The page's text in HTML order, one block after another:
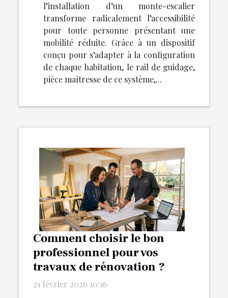
l’installation d’un monte-escalier
transforme radicalement l’accessibilité
pour toute personne présentant une
mobilité réduite. Grâce à un dispositif
conçu pour s’adapter à la configuration
de chaque habitation, le rail de guidage,
pièce maîtresse de ce système,...
Comment choisir le bon
professionnel pour vos
travaux de rénovation ?
21 février 2026 10:16